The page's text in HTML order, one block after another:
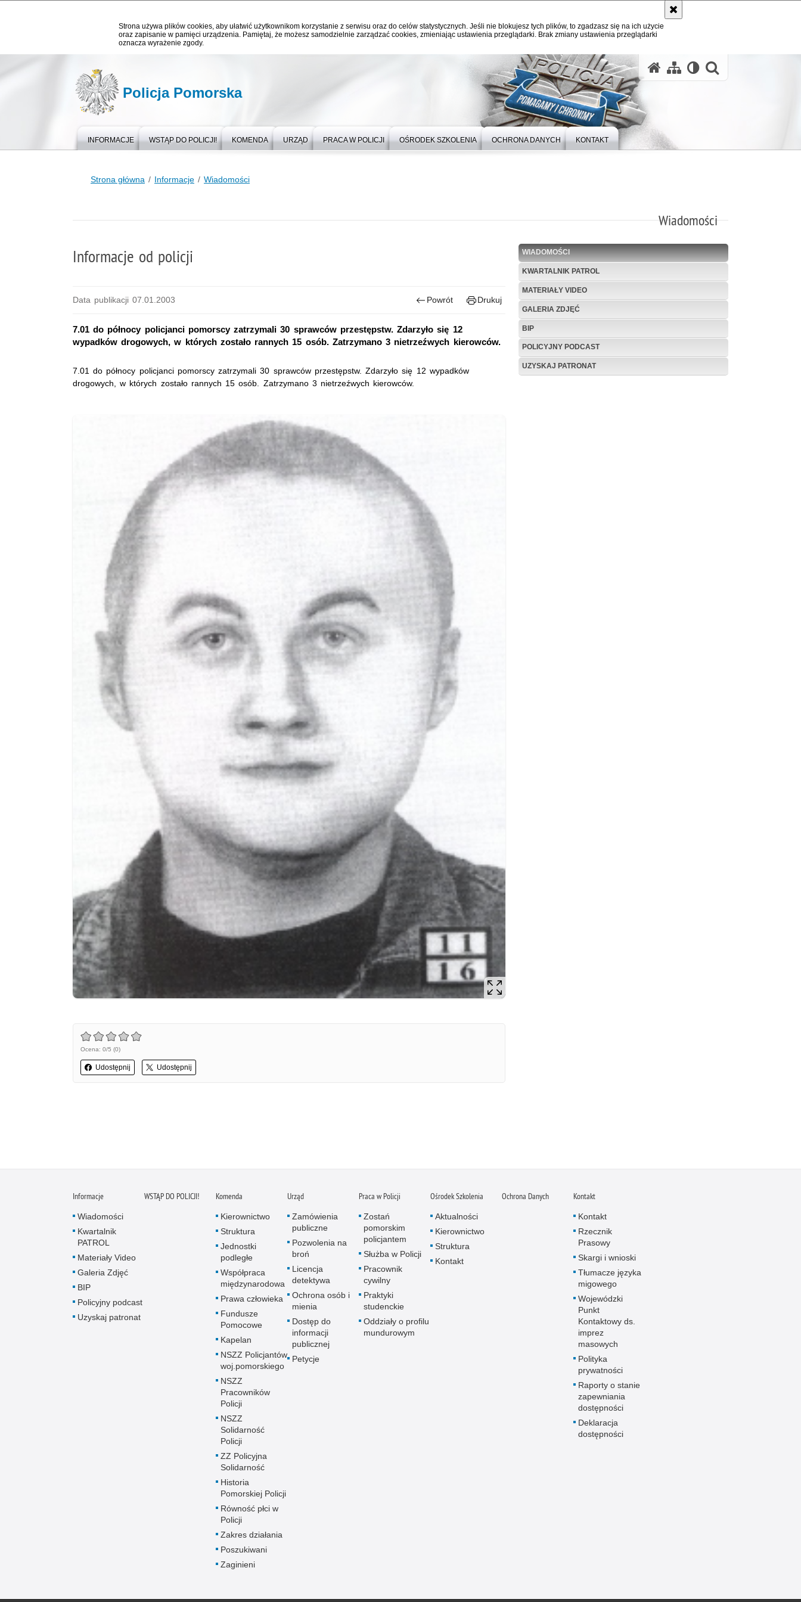
Strona używa plików cookies, aby ułatwić użytkownikom korzystanie z serwisu oraz do celów statystycznych. Jeśli nie blokujesz tych plików, to zgadzasz się na ich użycie
oraz zapisanie w pamięci urządzenia. Pamiętaj, że możesz samodzielnie zarządzać cookies, zmieniając ustawienia przeglądarki. Brak zmiany ustawienia przeglądarki
oznacza wyrażenie zgody.
Policja Pomorska
INFORMACJE WSTĄP DO POLICJI! KOMENDA URZĄD PRACA W POLICJI OŚRODEK SZKOLENIA OCHRONA DANYCH KONTAKT
Strona główna Informacje Wiadomości
Wiadomości
WIADOMOŚCI
KWARTALNIK PATROL
MATERIAŁY VIDEO
GALERIA ZDJĘĆ
BIP
POLICYJNY PODCAST
UZYSKAJ PATRONAT
Informacje od policji
Data publikacji 07.01.2003 Powrót Drukuj
7.01 do północy policjanci pomorscy zatrzymali 30 sprawców przestępstw. Zdarzyło się 12
wypadków drogowych, w których zostało rannych 15 osób. Zatrzymano 3 nietrzeźwych kierowców.
7.01 do północy policjanci pomorscy zatrzymali 30 sprawców przestępstw. Zdarzyło się 12 wypadków
drogowych, w których zostało rannych 15 osób. Zatrzymano 3 nietrzeźwych kierowców.
Ocena: 0/5 (0)
Udostępnij Udostępnij
Informacje
Wiadomości
Kwartalnik
PATROL
Materiały Video
Galeria Zdjęć
BIP
Policyjny podcast
Uzyskaj patronat
WSTĄP DO POLICJI! Komenda
Kierownictwo
Struktura
Jednostki
podległe
Współpraca
międzynarodowa
Prawa człowieka
Fundusze
Pomocowe
Kapelan
NSZZ Policjantów
woj.pomorskiego
NSZZ
Pracowników
Policji
NSZZ
Solidarność
Policji
ZZ Policyjna
Solidarność
Historia
Pomorskiej Policji
Równość płci w
Policji
Zakres działania
Poszukiwani
Zaginieni
Urząd
Zamówienia
publiczne
Pozwolenia na
broń
Licencja
detektywa
Ochrona osób i
mienia
Dostęp do
informacji
publicznej
Petycje
Praca w Policji
Zostań
pomorskim
policjantem
Służba w Policji
Pracownik
cywilny
Praktyki
studenckie
Oddziały o profilu
mundurowym
Ośrodek Szkolenia
Aktualności
Kierownictwo
Struktura
Kontakt
Ochrona Danych Kontakt
Kontakt
Rzecznik
Prasowy
Skargi i wnioski
Tłumacze języka
migowego
Wojewódzki
Punkt
Kontaktowy ds.
imprez
masowych
Polityka
prywatności
Raporty o stanie
zapewniania
dostępności
Deklaracja
dostępności